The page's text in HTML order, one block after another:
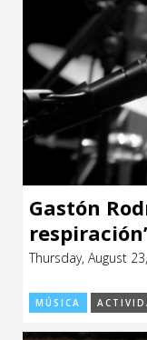
Gastón
Thursday, August
MÚSICA